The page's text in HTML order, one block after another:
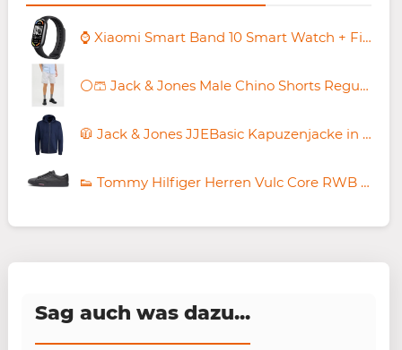
⌚ Xiaomi Smart Band 10 Smart Watch + Fitness-Tracker für 33€ (statt 42€)
⚪️🩳 Jack & Jones Male Chino Shorts Regular Fit Chino Shorts für 14,54€ (statt 24€)
🧥 Jack & Jones JJEBasic Kapuzenjacke in Navyblau ab 24,72€ (statt 41€) – Schwarz ab 21,99€
👟 Tommy Hilfiger Herren Vulc Core RWB Long Lace LTH Sneaker ab 44,87€ (statt 65€)
Sag auch was dazu...